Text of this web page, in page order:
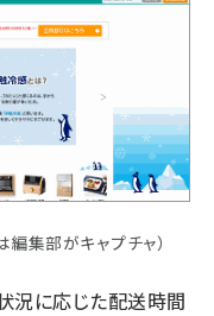
編集部がキャプチャ）
況に応じた配送時間